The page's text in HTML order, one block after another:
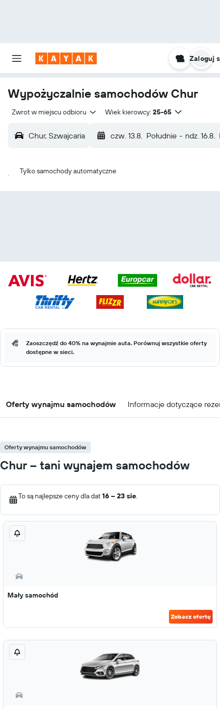
Zaloguj
Wypożyczalnie samochodów Chur
Zwrot w miejscu odbioru Wiek kierowcy: 25-65
Chur, Szwajcaria czw. 13.8. Południe - ndz. 16.8.
Tylko samochody automatyczne
Zaoszczędź do 40% na wynajmie auta. Porównuj wszystkie oferty
dostępne w sieci.
Oferty wynajmu samochodów Informacje dotyczące
Oferty wynajmu samochodów
Chur – tani wynajem samochodów
To są najlepsze ceny dla dat16 – 23 sie.
Mały samochód
Zobacz ofertę